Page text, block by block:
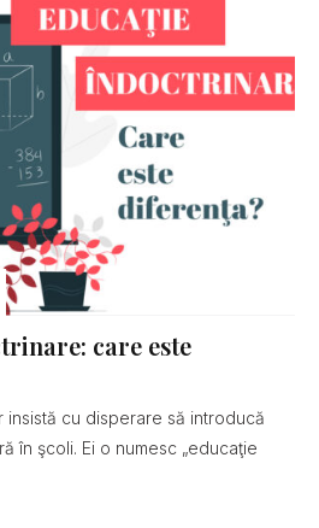
care este
cu disperare să introducă
în şcoli. Ei o numesc „educaţie